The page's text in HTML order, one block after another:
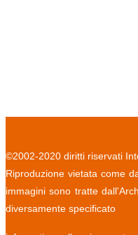
©2002-2020 diritti riservati
Riproduzione vietata come
immagini sono tratte
diversamente specificato